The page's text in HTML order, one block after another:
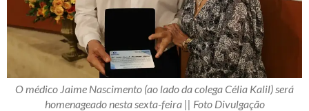
O médico Jaime Nascimento (ao lado da colega Célia Kalil) será
homenageado nesta sexta-feira || Foto Divulgação